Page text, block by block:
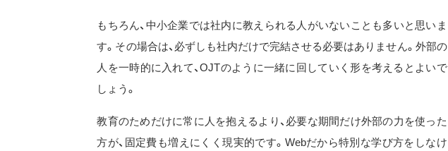
もちろん、中小企業では社内に教えられる人がいないことも多いと思いま
す。その場合は、必ずしも社内だけで完結させる必要はありません。外部の
人を一時的に入れて、OJTのように一緒に回していく形を考えるとよいで
しょう。
教育のためだけに常に人を抱えるより、必要な期間だけ外部の力を使った
方が、固定費も増えにくく現実的です。Webだから特別な学び方をしなけ